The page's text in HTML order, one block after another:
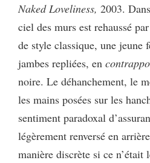
Naked Loveliness, 2003.
ciel des murs est rehaussé
de style classique, une jeune
jambes repliées, en
noire. Le déhanchement, le
les mains posées sur les
sentiment paradoxal
légèrement renversé en
manière discrète si ce n’était